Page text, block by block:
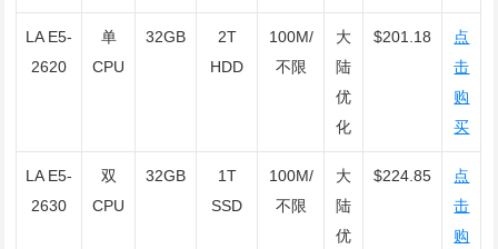
LA E5-
2620
单
CPU
32GB
2T
HDD
100M/
不限
大
陆
优
化
$201.18
点
击
购
买
LA E5-
2630
双
CPU
32GB
1T
SSD
100M/
不限
大
陆
优
$224.85
点
击
购